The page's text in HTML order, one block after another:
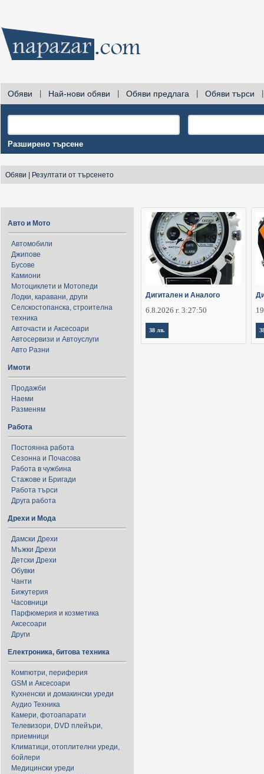
Обяви Най-нови обяви Обяви предлага Обяви търси
Разширено търсене
Обяви Резултати от търсенето
Авто и Мото
Автомобили
Джипове
Бусове
Камиони
Мотоциклети и Мотопеди
Лодки, каравани, други
Селскостопанска, строителна
техника
Авточасти и Аксесоари
Автосервизи и Автоуслуги
Авто Разни
Имоти
Продажби
Наеми
Разменям
Работа
Постоянна работа
Сезонна и Почасова
Работа в чужбина
Стажове и Бригади
Работа търси
Друга работа
Дрехи и Мода
Дамски Дрехи
Мъжки Дрехи
Детски Дрехи
Обувки
Чанти
Бижутерия
Часовници
Парфюмерия и козметика
Аксесоари
Други
Електроника, битова техника
Компютри, периферия
GSM и Аксесоари
Кухненски и домакински уреди
Аудио Техника
Камери, фотоапарати
Телевизори, DVD плейъри,
приемници
Климатици, отоплителни уреди,
бойлери
Медицински уреди
Дигитален и Аналого
6.8.2026 г. 3:27:50
38 лв.